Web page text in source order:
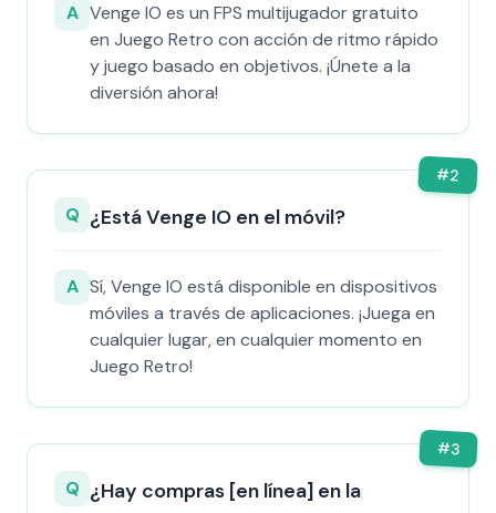
A Venge IO es un FPS multijugador gratuito
en Juego Retro con acción de ritmo rápido
y juego basado en objetivos. ¡Únete a la
diversión ahora!
#2
Q ¿Está Venge IO en el móvil?
A Sí, Venge IO está disponible en dispositivos
móviles a través de aplicaciones. ¡Juega en
cualquier lugar, en cualquier momento en
Juego Retro!
#3
Q ¿Hay compras [en línea] en la